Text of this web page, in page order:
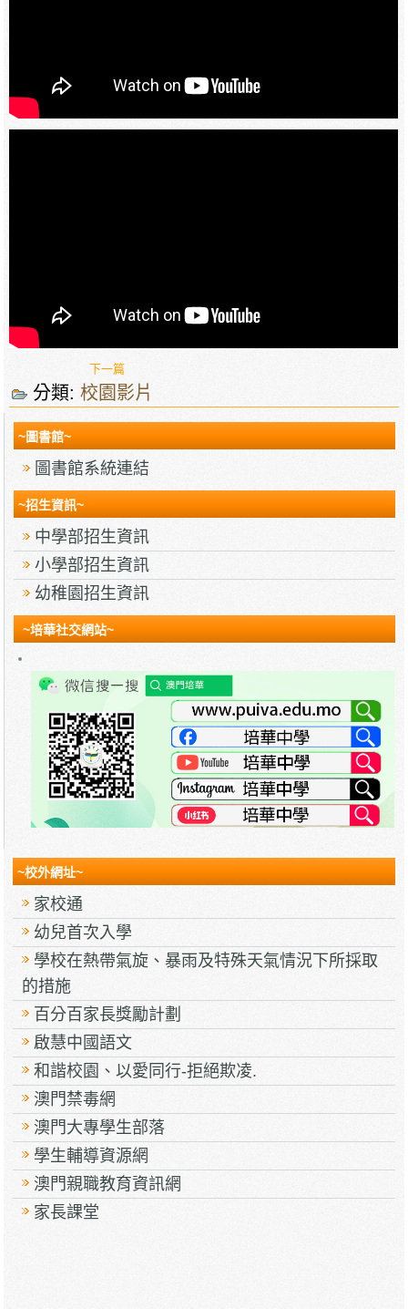
下一篇
分類:校園影片
~圖書館~
圖書館系統連結
~招生資訊~
中學部招生資訊
小學部招生資訊
幼稚園招生資訊
~培華社交網站~
~校外網址~
家校通
幼兒首次入學
學校在熱帶氣旋、暴雨及特殊天氣情況下所採取
的措施
百分百家長獎勵計劃
啟慧中國語文
和諧校園、以愛同行-拒絕欺凌.
澳門禁毒網
澳門大專學生部落
學生輔導資源網
澳門親職教育資訊網
家長課堂